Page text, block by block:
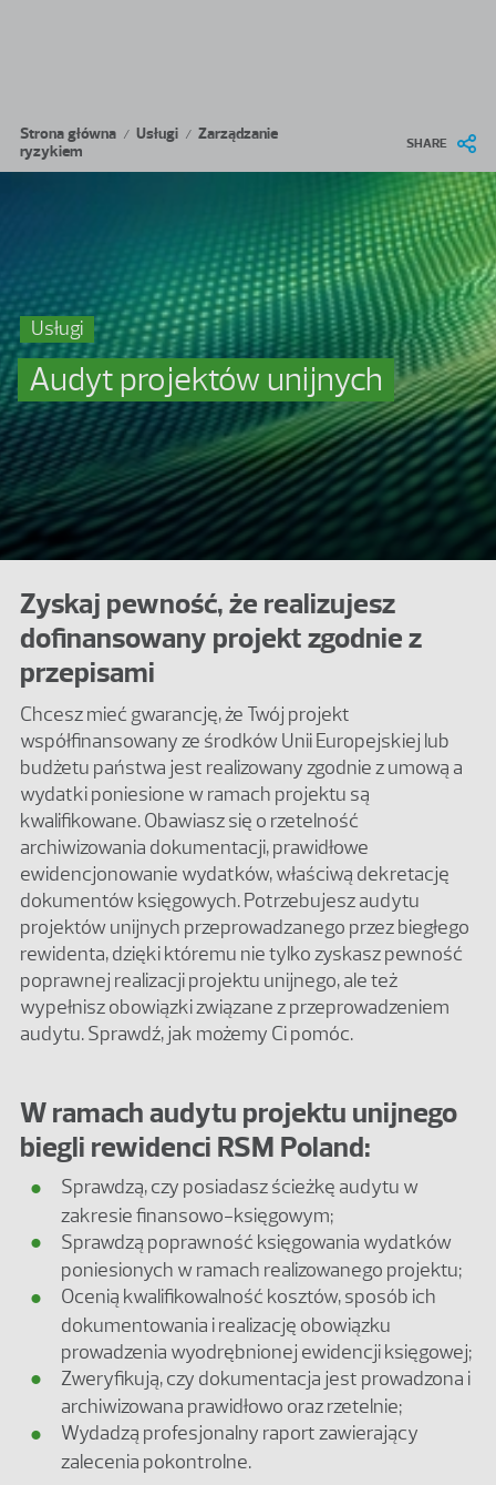
Ścieżka nawigacyjna
Strona główna / Usługi / Zarządzanie
ryzykiem
SHARE
Usługi
Audyt projektów unijnych
Zyskaj pewność, że realizujesz
dofinansowany projekt zgodnie z
przepisami
Chcesz mieć gwarancję, że Twój projekt
współfinansowany ze środków Unii Europejskiej lub
budżetu państwa jest realizowany zgodnie z umową a
wydatki poniesione w ramach projektu są
kwalifikowane. Obawiasz się o rzetelność
archiwizowania dokumentacji, prawidłowe
ewidencjonowanie wydatków, właściwą dekretację
dokumentów księgowych. Potrzebujesz audytu
projektów unijnych przeprowadzanego przez biegłego
rewidenta, dzięki któremu nie tylko zyskasz pewność
poprawnej realizacji projektu unijnego, ale też
wypełnisz obowiązki związane z przeprowadzeniem
audytu. Sprawdź, jak możemy Ci pomóc.
W ramach audytu projektu unijnego
biegli rewidenci RSM Poland:
Sprawdzą, czy posiadasz ścieżkę audytu w
zakresie finansowo-księgowym;
Sprawdzą poprawność księgowania wydatków
poniesionych w ramach realizowanego projektu;
Ocenią kwalifikowalność kosztów, sposób ich
dokumentowania i realizację obowiązku
prowadzenia wyodrębnionej ewidencji księgowej;
Zweryfikują, czy dokumentacja jest prowadzona i
archiwizowana prawidłowo oraz rzetelnie;
Wydadzą profesjonalny raport zawierający
zalecenia pokontrolne.